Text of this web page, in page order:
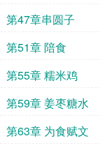
第47章串圆子
第51章 陪食
第55章 糯米鸡
第59章 姜枣糖水
第63章 为食赋文